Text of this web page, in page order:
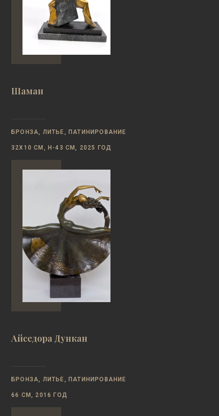
Шаман
БРОНЗА, ЛИТЬЕ, ПАТИНИРОВАНИЕ
32Х10 СМ, Н-43 СМ, 2025 ГОД
Айседора Дункан
БРОНЗА, ЛИТЬЕ, ПАТИНИРОВАНИЕ
66 СМ, 2016 ГОД